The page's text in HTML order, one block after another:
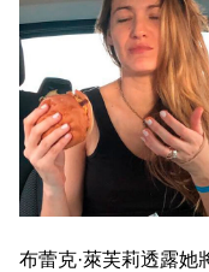
布蕾克·萊芙莉透露她